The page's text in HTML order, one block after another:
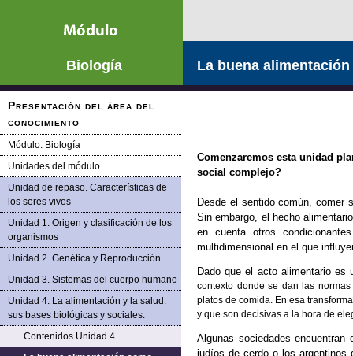
Biología
Presentación del área del
conocimiento
Módulo. Biología
Unidades del módulo
Unidad de repaso. Características de
los seres vivos
Unidad 1. Origen y clasificación de los
organismos
Unidad 2. Genética y Reproducción
Unidad 3. Sistemas del cuerpo humano
Unidad 4. La alimentación y la salud:
sus bases biológicas y sociales.
Contenidos Unidad 4.
La buena
Comenzaremos esta unidad
social complejo?
Desde el sentido común, comer
Sin embargo, el hecho
encuenta otros
multidimensional en el que
Dado que el acto alimentario es
contexto donde se dan las
platos de comida. En esa
y que son decisivas a la hora de
Algunas sociedades
judíos de cerdo o los argentinos